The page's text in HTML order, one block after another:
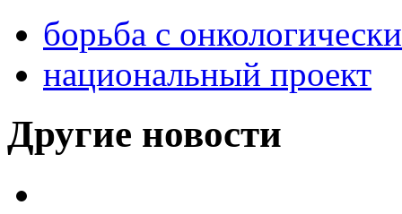
борьба с
национальный проект
Другие новости